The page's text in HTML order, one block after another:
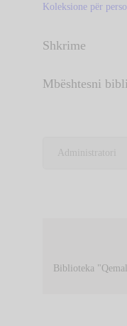
Koleksione për
Shkrime
Mbështesni
Administratori
Biblioteka